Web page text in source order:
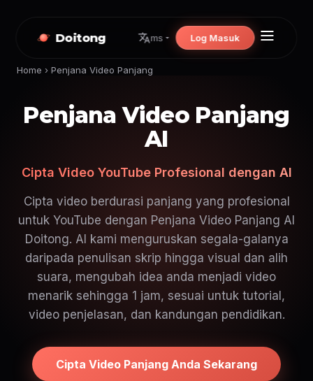
Doitong ms Log Masuk
Home › Penjana Video Panjang
Penjana Video Panjang
AI
Cipta Video YouTube Profesional dengan AI
Cipta video berdurasi panjang yang profesional
untuk YouTube dengan Penjana Video Panjang AI
Doitong. AI kami menguruskan segala-galanya
daripada penulisan skrip hingga visual dan alih
suara, mengubah idea anda menjadi video
menarik sehingga 1 jam, sesuai untuk tutorial,
video penjelasan, dan kandungan pendidikan.
Cipta Video Panjang Anda Sekarang